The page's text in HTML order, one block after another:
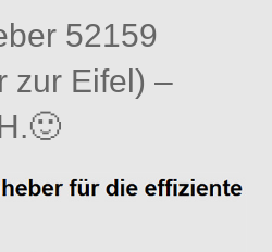
52159
zur Eifel) –